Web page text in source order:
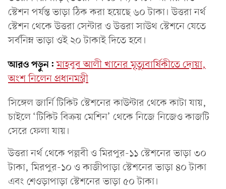
স্টেশন পর্যন্ত ভাড়া ঠিক করা হয়েছে ৬০ টাকা। উত্তরা নর্থ
স্টেশন থেকে উত্তরা সেন্টার ও উত্তরা সাউথ স্টেশনে যেতে
সর্বনিম্ন ভাড়া ওই ২০ টাকাই দিতে হবে।
আরও পড়ুন: মাহবুব আলী খানের মৃত্যুবার্ষিকীতে দোয়া,
অংশ নিলেন প্রধানমন্ত্রী
সিঙ্গেল জার্নি টিকিট স্টেশনের কাউন্টার থেকে কাটা যায়,
চাইলে ‘টিকিট বিক্রয় মেশিন’ থেকে নিজে নিজেও কাজটি
সেরে ফেলা যায়।
উত্তরা নর্থ থেকে পল্লবী ও মিরপুর-১১ স্টেশনের ভাড়া ৩০
টাকা, মিরপুর-১০ ও কাজীপাড়া স্টেশনের ভাড়া ৪০ টাকা
এবং শেওড়াপাড়া স্টেশনের ভাড়া ৫০ টাকা।